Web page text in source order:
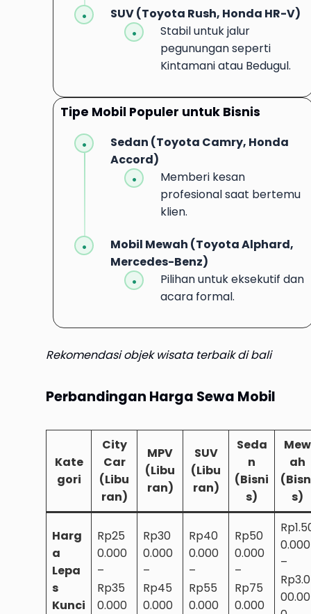
SUV (Toyota Rush, Honda HR-V)
Stabil untuk jalur
pegunungan seperti
Kintamani atau Bedugul.
Tipe Mobil Populer untuk Bisnis
Sedan (Toyota Camry, Honda
Accord)
Memberi kesan
profesional saat bertemu
klien.
Mobil Mewah (Toyota Alphard,
Mercedes-Benz)
Pilihan untuk eksekutif dan
acara formal.
Rekomendasi objek wisata terbaik di bali
Perbandingan Harga Sewa Mobil
Kate
gori
City
Car
(Libu
ran)
MPV
(Libu
ran)
SUV
(Libu
ran)
Seda
n
(Bisni
s)
Mew
ah
s)
Harg
a
Lepa
s
Kunci
Rp25
0.000
–
Rp35
0.000
Rp30
0.000
–
Rp45
0.000
Rp40
0.000
–
Rp55
0.000
Rp50
0.000
–
Rp75
0.000
0.000
–
Rp3.0
00.00